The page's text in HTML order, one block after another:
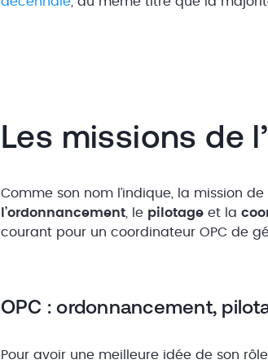
Les missions de
Comme son nom l’indique, la mission
l’ordonnancement , le pilotage et la
courant pour un coordinateur OPC de
OPC : ordonnancement,
Pour avoir une meilleure idée de son